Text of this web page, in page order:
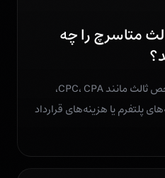
متاسرچ را چه
آژانس مسئول هزینه‌های شخص ثالث مانند CPC، CPA،
پلتفرم یا هزینه‌های قرارداد